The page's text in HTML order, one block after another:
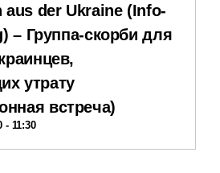
aus der Ukraine (Info-
– Группа-скорби для
утрату
встреча)
- 11:30